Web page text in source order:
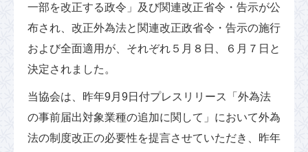
一部を改正する政令」及び関連改正省令・告示が公
布され、改正外為法と関連改正政省令・告示の施行
および全面適用が、それぞれ５月８日、６月７日と
決定されました。
当協会は、昨年9月9日付プレスリリース「外為法
の事前届出対象業種の追加に関して」において外為
法の制度改正の必要性を提言させていただき、昨年